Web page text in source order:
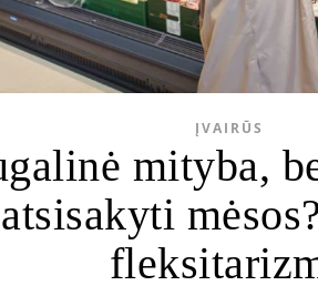
ĮVAIRŪS
mityba,